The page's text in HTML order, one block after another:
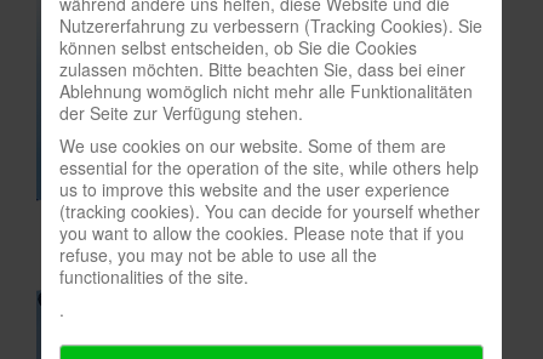
In eigener Sache-On our own behalf
Archivierte Meldungen-News archive
Nutzererfahrung zu verbessern (Tracking Cookies). Sie
können selbst entscheiden, ob Sie die Cookies
zulassen möchten. Bitte beachten Sie, dass bei einer
Ablehnung womöglich nicht mehr alle Funktionalitäten
der Seite zur Verfügung stehen.
We use cookies on our website. Some of them are
essential for the operation of the site, while others help
us to improve this website and the user experience
(tracking cookies). You can decide for yourself whether
you want to allow the cookies. Please note that if you
refuse, you may not be able to use all the
functionalities of the site.
.